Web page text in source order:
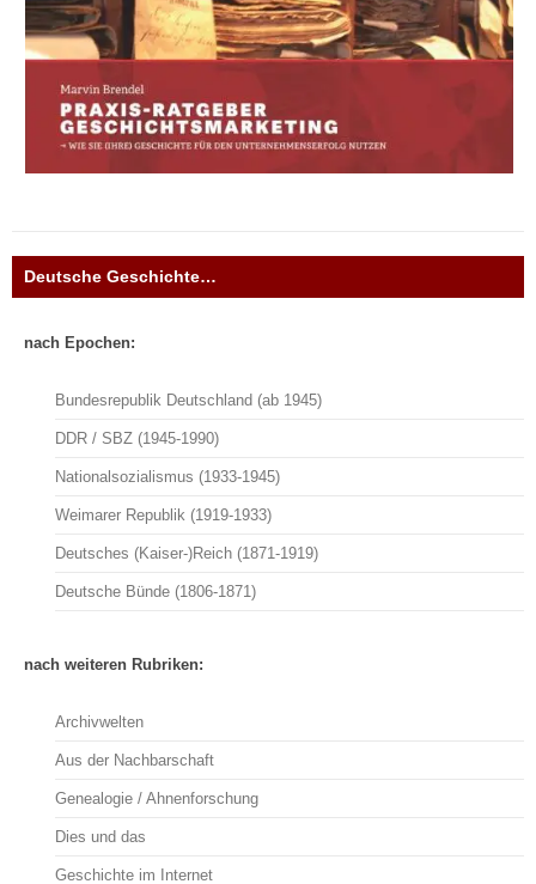
Deutsche Geschichte…
nach Epochen:
Bundesrepublik Deutschland (ab 1945)
DDR / SBZ (1945-1990)
Nationalsozialismus (1933-1945)
Weimarer Republik (1919-1933)
Deutsches (Kaiser-)Reich (1871-1919)
Deutsche Bünde (1806-1871)
nach weiteren Rubriken:
Archivwelten
Aus der Nachbarschaft
Genealogie / Ahnenforschung
Dies und das
Geschichte im Internet